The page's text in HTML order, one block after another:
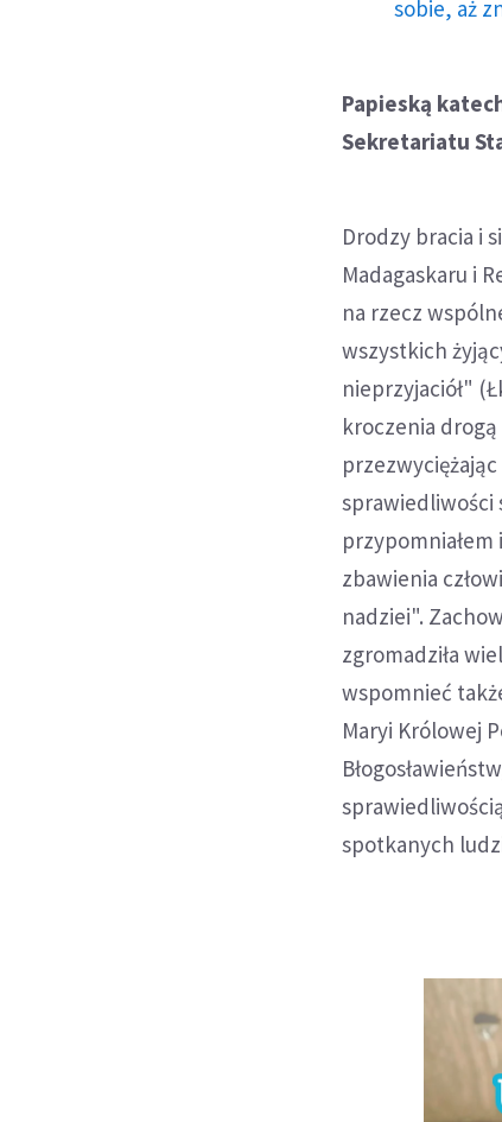
sobie, aż
Papieską
Sekretariatu
Drodzy bracia i
Madagaskaru i
na rzecz
wszystkich
nieprzyjaciół"
kroczenia
sprawiedliwości
zbawienia
nadziei".
zgromadziła
wspomnieć
Maryi Królowej
spotkanych